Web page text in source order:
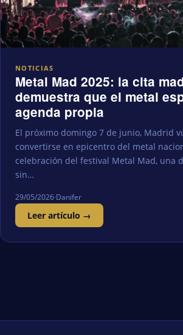
NOTICIAS
Metal Mad 2025: la cita
demuestra que el metal
agenda propia
El próximo domingo 7 de junio, Madrid
convertirse en epicentro del metal
celebración del festival Metal Mad, una
sin…
29/05/2026·Danifer
Leer artículo →